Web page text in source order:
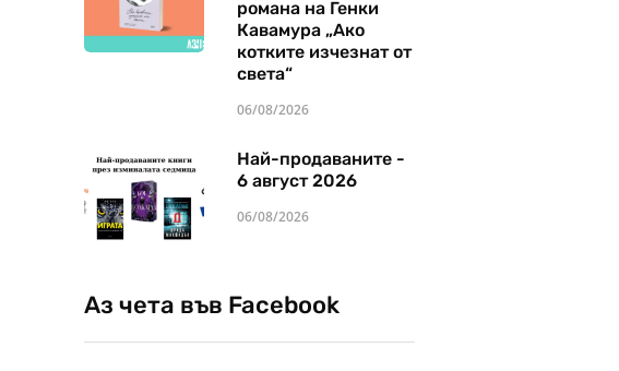
романа на Генки
Кавамура „Ако
котките изчезнат от
света“
06/08/2026
Най-продаваните -
6 август 2026
06/08/2026
Аз чета във Facebook